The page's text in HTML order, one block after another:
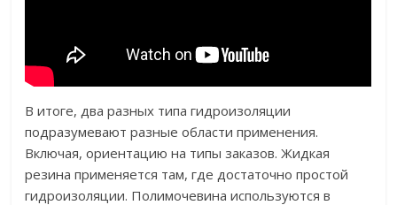
В итоге, два разных типа гидроизоляции
подразумевают разные области применения.
Включая, ориентацию на типы заказов. Жидкая
резина применяется там, где достаточно простой
гидроизоляции. Полимочевина используются в